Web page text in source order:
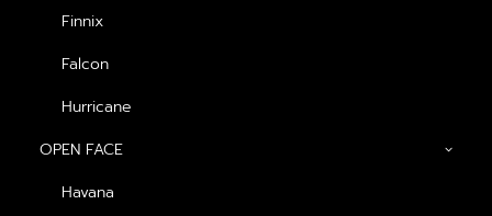
Finnix
Falcon
Hurricane
OPEN FACE
Havana
เบอร์ติดต่อ : 092-269-1774